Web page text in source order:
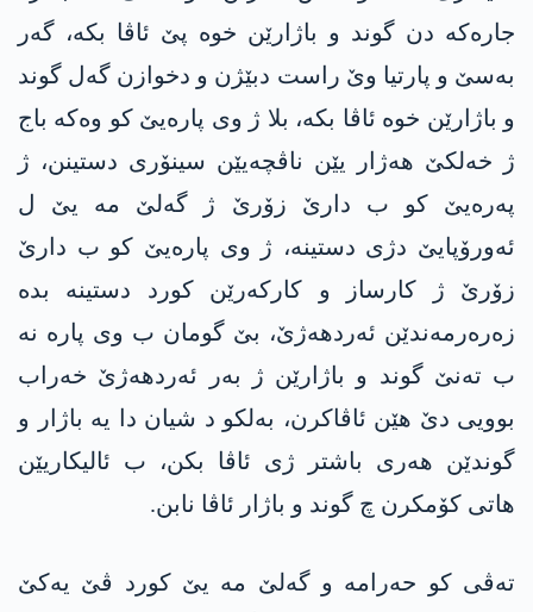
جارەکە دن گوند و باژارێن خوە پێ ئاڤا بکە، گەر
بەسێ و پارتیا وێ راست دبێژن و دخوازن گەل گوند
و باژارێن خوە ئاڤا بکە، بلا ژ وی پارەیێ کو وەکە باج
ژ خەلکێ هەژار یێن ناڤچەیێن سینۆری دستینن، ژ
پەرەیێ کو ب دارێ زۆرێ ژ گەلێ مە یێ ل
ئەورۆپایێ دژی دستینە، ژ وی پارەیێ کو ب دارێ
زۆرێ ژ کارساز و کارکەرێن کورد دستینە بدە
زەرەرمەندێن ئەردهەژێ، بێ گومان ب وی پارە نە
ب تەنێ گوند و باژارێن ژ بەر ئەردهەژێ خەراب
بوویی دێ هێن ئاڤاکرن، بەلکو د شیان دا یە باژار و
گوندێن هەری باشتر ژی ئاڤا بکن، ب ئالیکاریێن
هاتی کۆمکرن چ گوند و باژار ئاڤا نابن.
تەڤی کو حەرامە و گەلێ مە یێ کورد ڤێ یەکێ